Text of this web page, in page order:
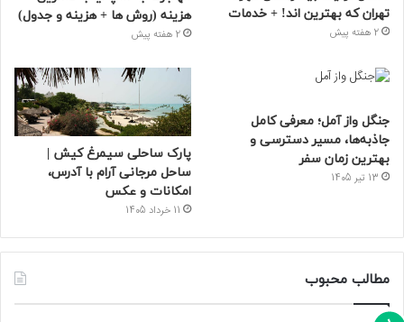
تهران که بهترین‌ اند! + خدمات
2 هفته پیش
هزینه (روش ها + هزینه و جدول)
2 هفته پیش
جنگل واز آمل؛ معرفی کامل
جاذبه‌ها، مسیر دسترسی و
بهترین زمان سفر
13 تیر 1405
پارک ساحلی سیمرغ کیش |
ساحل مرجانی آرام با آدرس،
امکانات و عکس
11 خرداد 1405
مطالب محبوب